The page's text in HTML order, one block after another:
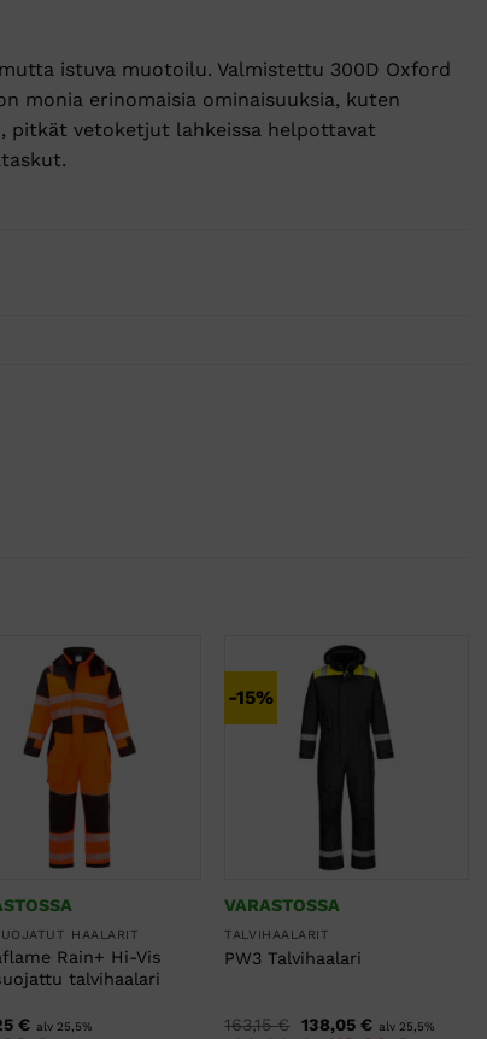
istuva muotoilu. Valmistettu 300D Oxford
monia erinomaisia ominaisuuksia, kuten
pitkät vetoketjut lahkeissa helpottavat
HAALARIT
Rain+ Hi-Vis
talvihaalari
€ alv 25,5%
-15%
VARASTOSSA
TALVIHAALARIT
PW3 Talvihaalari
163,15€
Alkuperäinen
138,05 €Nykyinen
alv 25,5%